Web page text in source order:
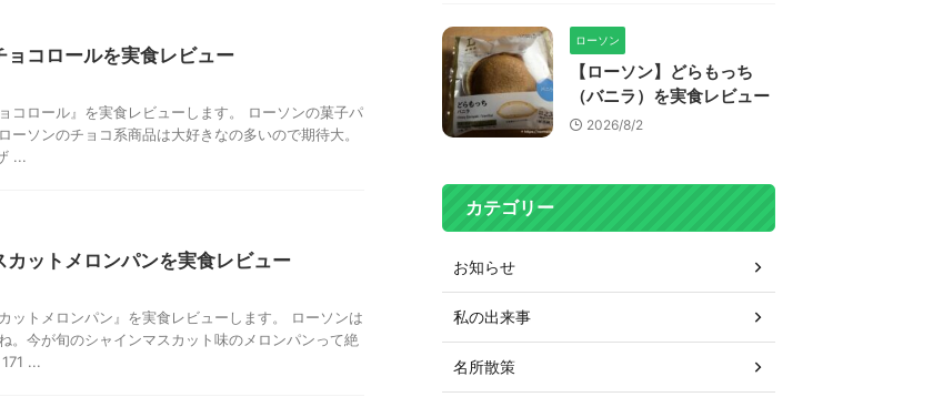
ョコロールを実食レビュー
コロール』を実食レビューします。 ローソンの菓子パ
ーソンのチョコ系商品は大好きなの多いので期待大。
...
カットメロンパンを実食レビュー
ットメロンパン』を実食レビューします。 ローソンは
。今が旬のシャインマスカット味のメロンパンって絶
...
ローソン
【ローソン】どらもっち
（バニラ）を実食レビュー
2026/8/2
カテゴリー
お知らせ
私の出来事
名所散策